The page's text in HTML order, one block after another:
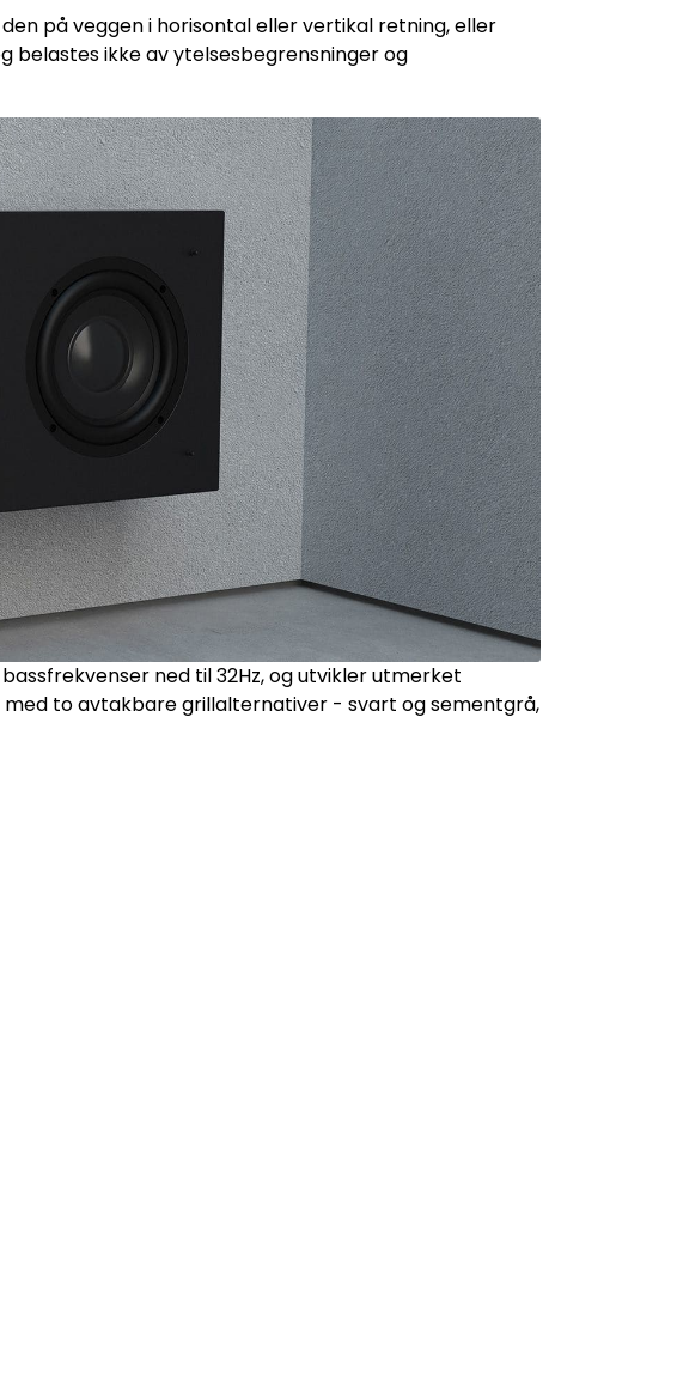
på veggen i horisontal eller vertikal retning, eller
belastes ikke av ytelsesbegrensninger og
ned til 32Hz, og utvikler utmerket
med to avtakbare grillalternativer - svart og sementgrå,